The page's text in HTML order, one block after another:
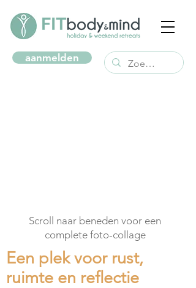
aanmelden
Scroll naar beneden voor een
complete foto-collage
Een plek voor rust,
ruimte en reflectie